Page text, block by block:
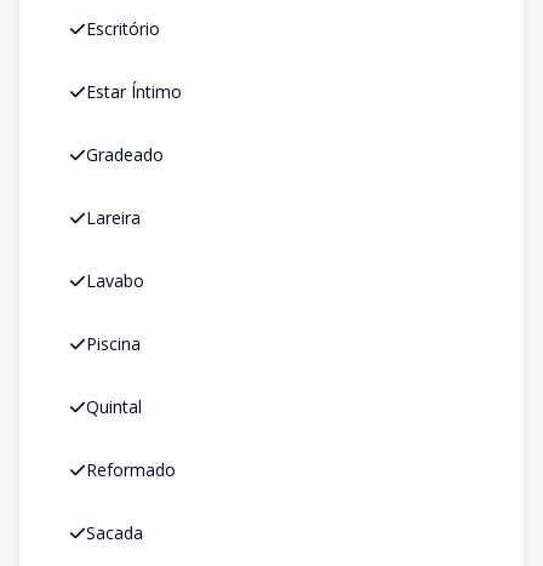
Escritório
Estar Íntimo
Gradeado
Lareira
Lavabo
Piscina
Quintal
Reformado
Sacada